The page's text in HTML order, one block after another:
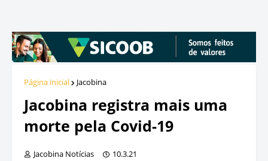
Página inicial Jacobina
Jacobina registra mais uma
morte pela Covid-19
Jacobina Notícias 10.3.21